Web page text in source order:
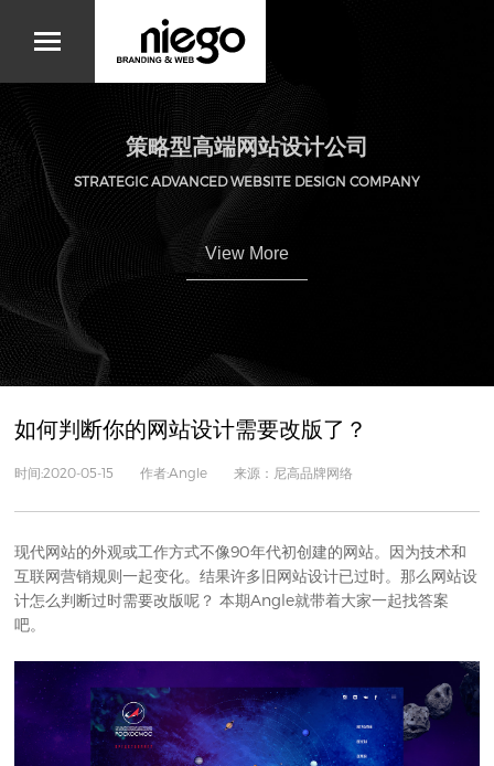
策略型高端网站设计公司
STRATEGIC ADVANCED WEBSITE DESIGN COMPANY
View More
如何判断你的网站设计需要改版了？
时间:2020-05-15 作者:Angle 来源：尼高品牌网络
现代网站的外观或工作方式不像90年代初创建的网站。因为技术和
互联网营销规则一起变化。结果许多旧网站设计已过时。那么网站设
计怎么判断过时需要改版呢？ 本期Angle就带着大家一起找答案
吧。